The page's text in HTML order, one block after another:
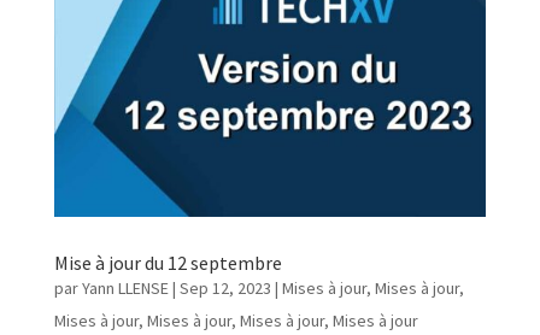
Mise à jour du 12 septembre
parYann LLENSE| Sep 12, 2023 | Mises à jour, Mises à jour,
Mises à jour, Mises à jour, Mises à jour, Mises à jour